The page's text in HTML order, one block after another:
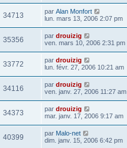
34713 par Alan Monfort
lun. mars 13, 2006 2:07 pm
35356 par drouizig
ven. mars 10, 2006 2:31 pm
33772 par drouizig
lun. févr. 27, 2006 10:21 am
34116 par drouizig
ven. janv. 27, 2006 11:27 am
34373 par drouizig
mar. janv. 17, 2006 9:17 am
40399 par Malo-net
dim. janv. 15, 2006 6:42 pm